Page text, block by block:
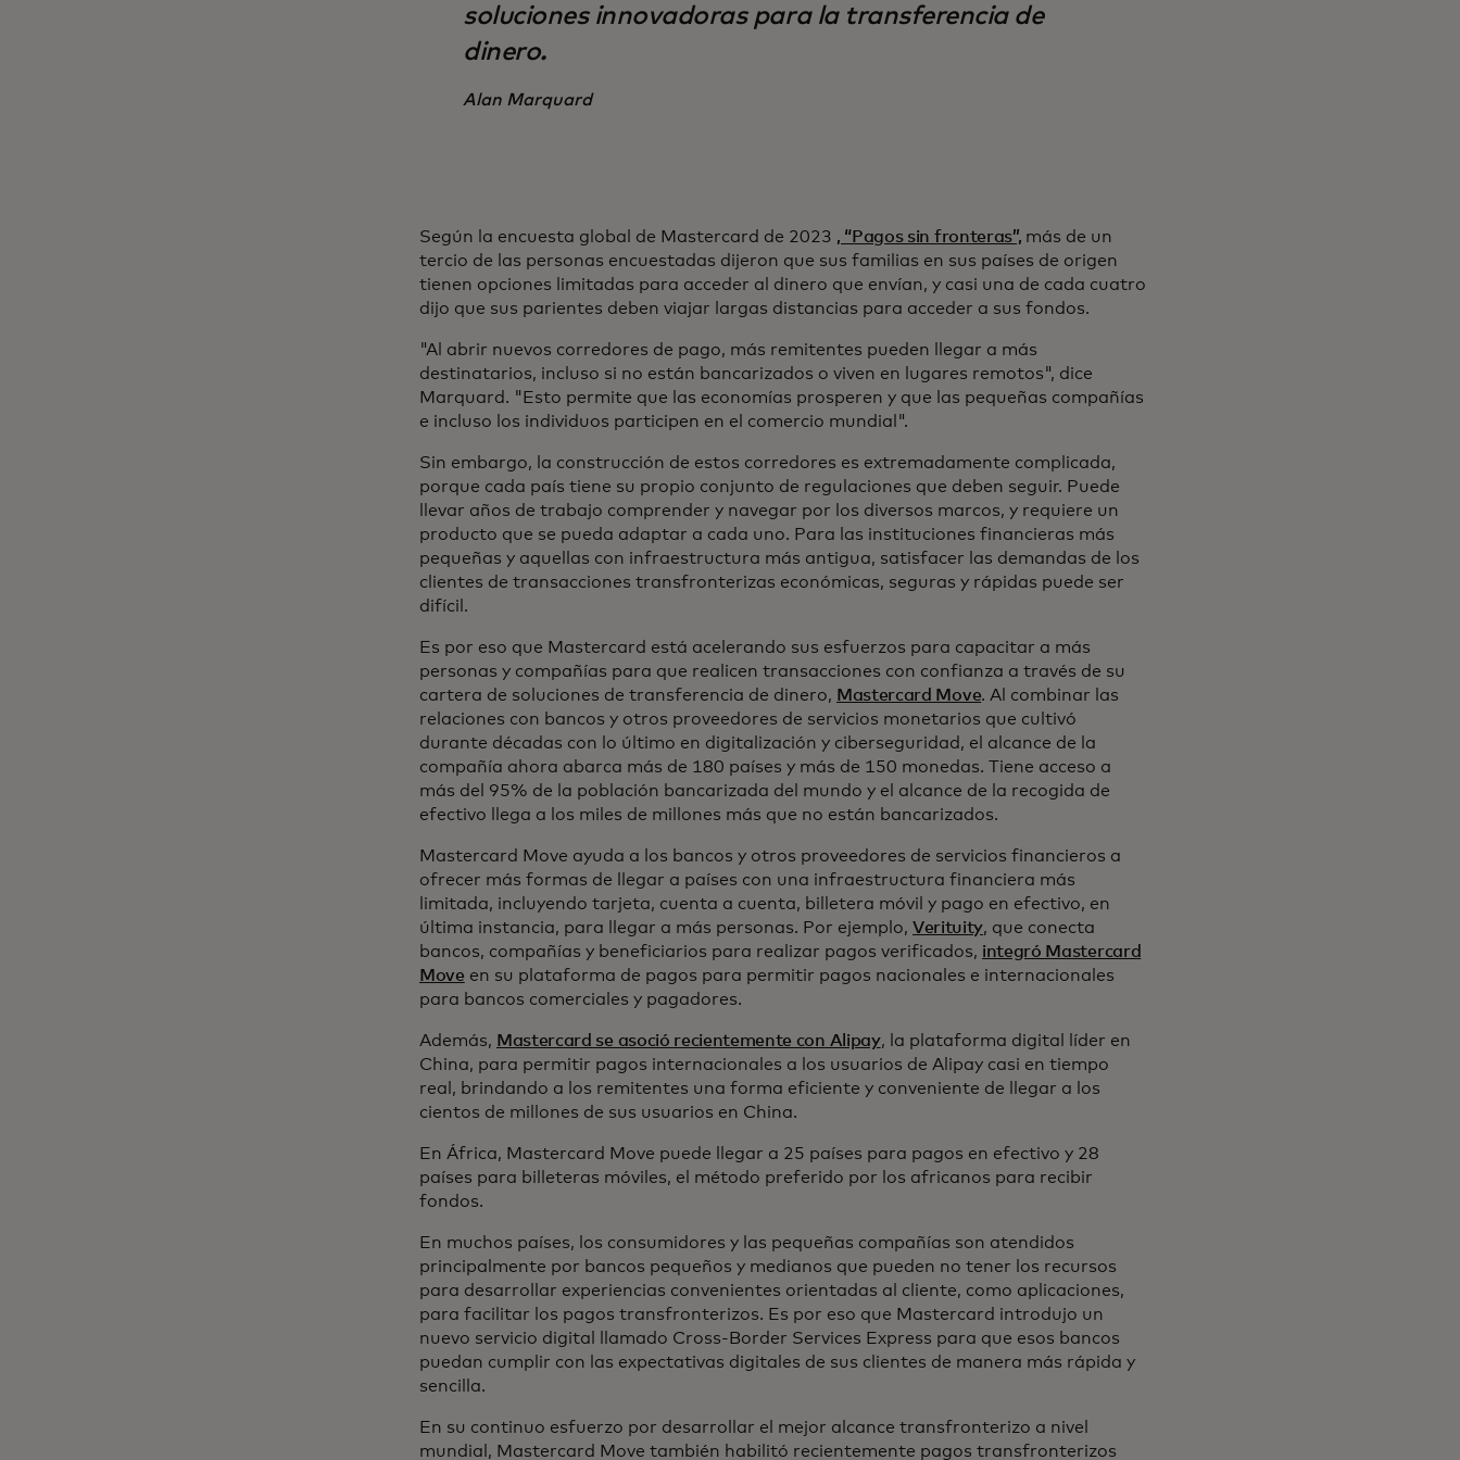
soluciones innovadoras para la transferencia de
dinero.
Alan Marquard
Según la encuesta global de Mastercard de 2023 , “Pagos sin fronteras”, más de un
tercio de las personas encuestadas dijeron que sus familias en sus países de origen
tienen opciones limitadas para acceder al dinero que envían, y casi una de cada cuatro
dijo que sus parientes deben viajar largas distancias para acceder a sus fondos.
"Al abrir nuevos corredores de pago, más remitentes pueden llegar a más
destinatarios, incluso si no están bancarizados o viven en lugares remotos", dice
Marquard. "Esto permite que las economías prosperen y que las pequeñas compañías
e incluso los individuos participen en el comercio mundial".
Sin embargo, la construcción de estos corredores es extremadamente complicada,
porque cada país tiene su propio conjunto de regulaciones que deben seguir. Puede
llevar años de trabajo comprender y navegar por los diversos marcos, y requiere un
producto que se pueda adaptar a cada uno. Para las instituciones financieras más
pequeñas y aquellas con infraestructura más antigua, satisfacer las demandas de los
clientes de transacciones transfronterizas económicas, seguras y rápidas puede ser
difícil.
Es por eso que Mastercard está acelerando sus esfuerzos para capacitar a más
personas y compañías para que realicen transacciones con confianza a través de su
cartera de soluciones de transferencia de dinero, Mastercard Move. Al combinar las
relaciones con bancos y otros proveedores de servicios monetarios que cultivó
durante décadas con lo último en digitalización y ciberseguridad, el alcance de la
compañía ahora abarca más de 180 países y más de 150 monedas. Tiene acceso a
más del 95% de la población bancarizada del mundo y el alcance de la recogida de
efectivo llega a los miles de millones más que no están bancarizados.
Mastercard Move ayuda a los bancos y otros proveedores de servicios financieros a
ofrecer más formas de llegar a países con una infraestructura financiera más
limitada, incluyendo tarjeta, cuenta a cuenta, billetera móvil y pago en efectivo, en
última instancia, para llegar a más personas. Por ejemplo, Verituity, que conecta
bancos, compañías y beneficiarios para realizar pagos verificados, integró Mastercard
Move en su plataforma de pagos para permitir pagos nacionales e internacionales
para bancos comerciales y pagadores.
Además, Mastercard se asoció recientemente con Alipay, la plataforma digital líder en
China, para permitir pagos internacionales a los usuarios de Alipay casi en tiempo
real, brindando a los remitentes una forma eficiente y conveniente de llegar a los
cientos de millones de sus usuarios en China.
En África, Mastercard Move puede llegar a 25 países para pagos en efectivo y 28
países para billeteras móviles, el método preferido por los africanos para recibir
fondos.
En muchos países, los consumidores y las pequeñas compañías son atendidos
principalmente por bancos pequeños y medianos que pueden no tener los recursos
para desarrollar experiencias convenientes orientadas al cliente, como aplicaciones,
para facilitar los pagos transfronterizos. Es por eso que Mastercard introdujo un
nuevo servicio digital llamado Cross-Border Services Express para que esos bancos
puedan cumplir con las expectativas digitales de sus clientes de manera más rápida y
sencilla.
En su continuo esfuerzo por desarrollar el mejor alcance transfronterizo a nivel
mundial, Mastercard Move también habilitó recientemente pagos transfronterizos